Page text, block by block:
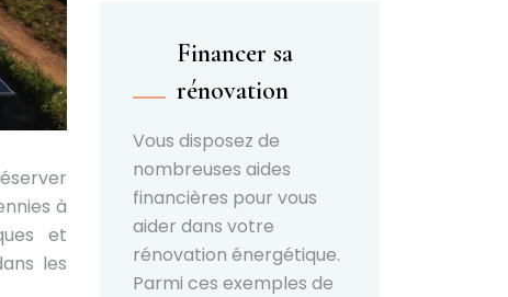
à
et
les
Financer sa
rénovation
Vous disposez de
nombreuses aides
financières pour vous
aider dans votre
rénovation énergétique.
Parmi ces exemples de